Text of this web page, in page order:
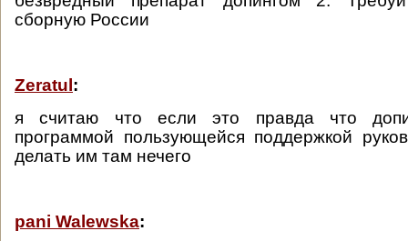
сборную России
Zeratul :
я считаю что если это правда что
программой пользующейся поддержкой
делать им там нечего
pani Walewska: